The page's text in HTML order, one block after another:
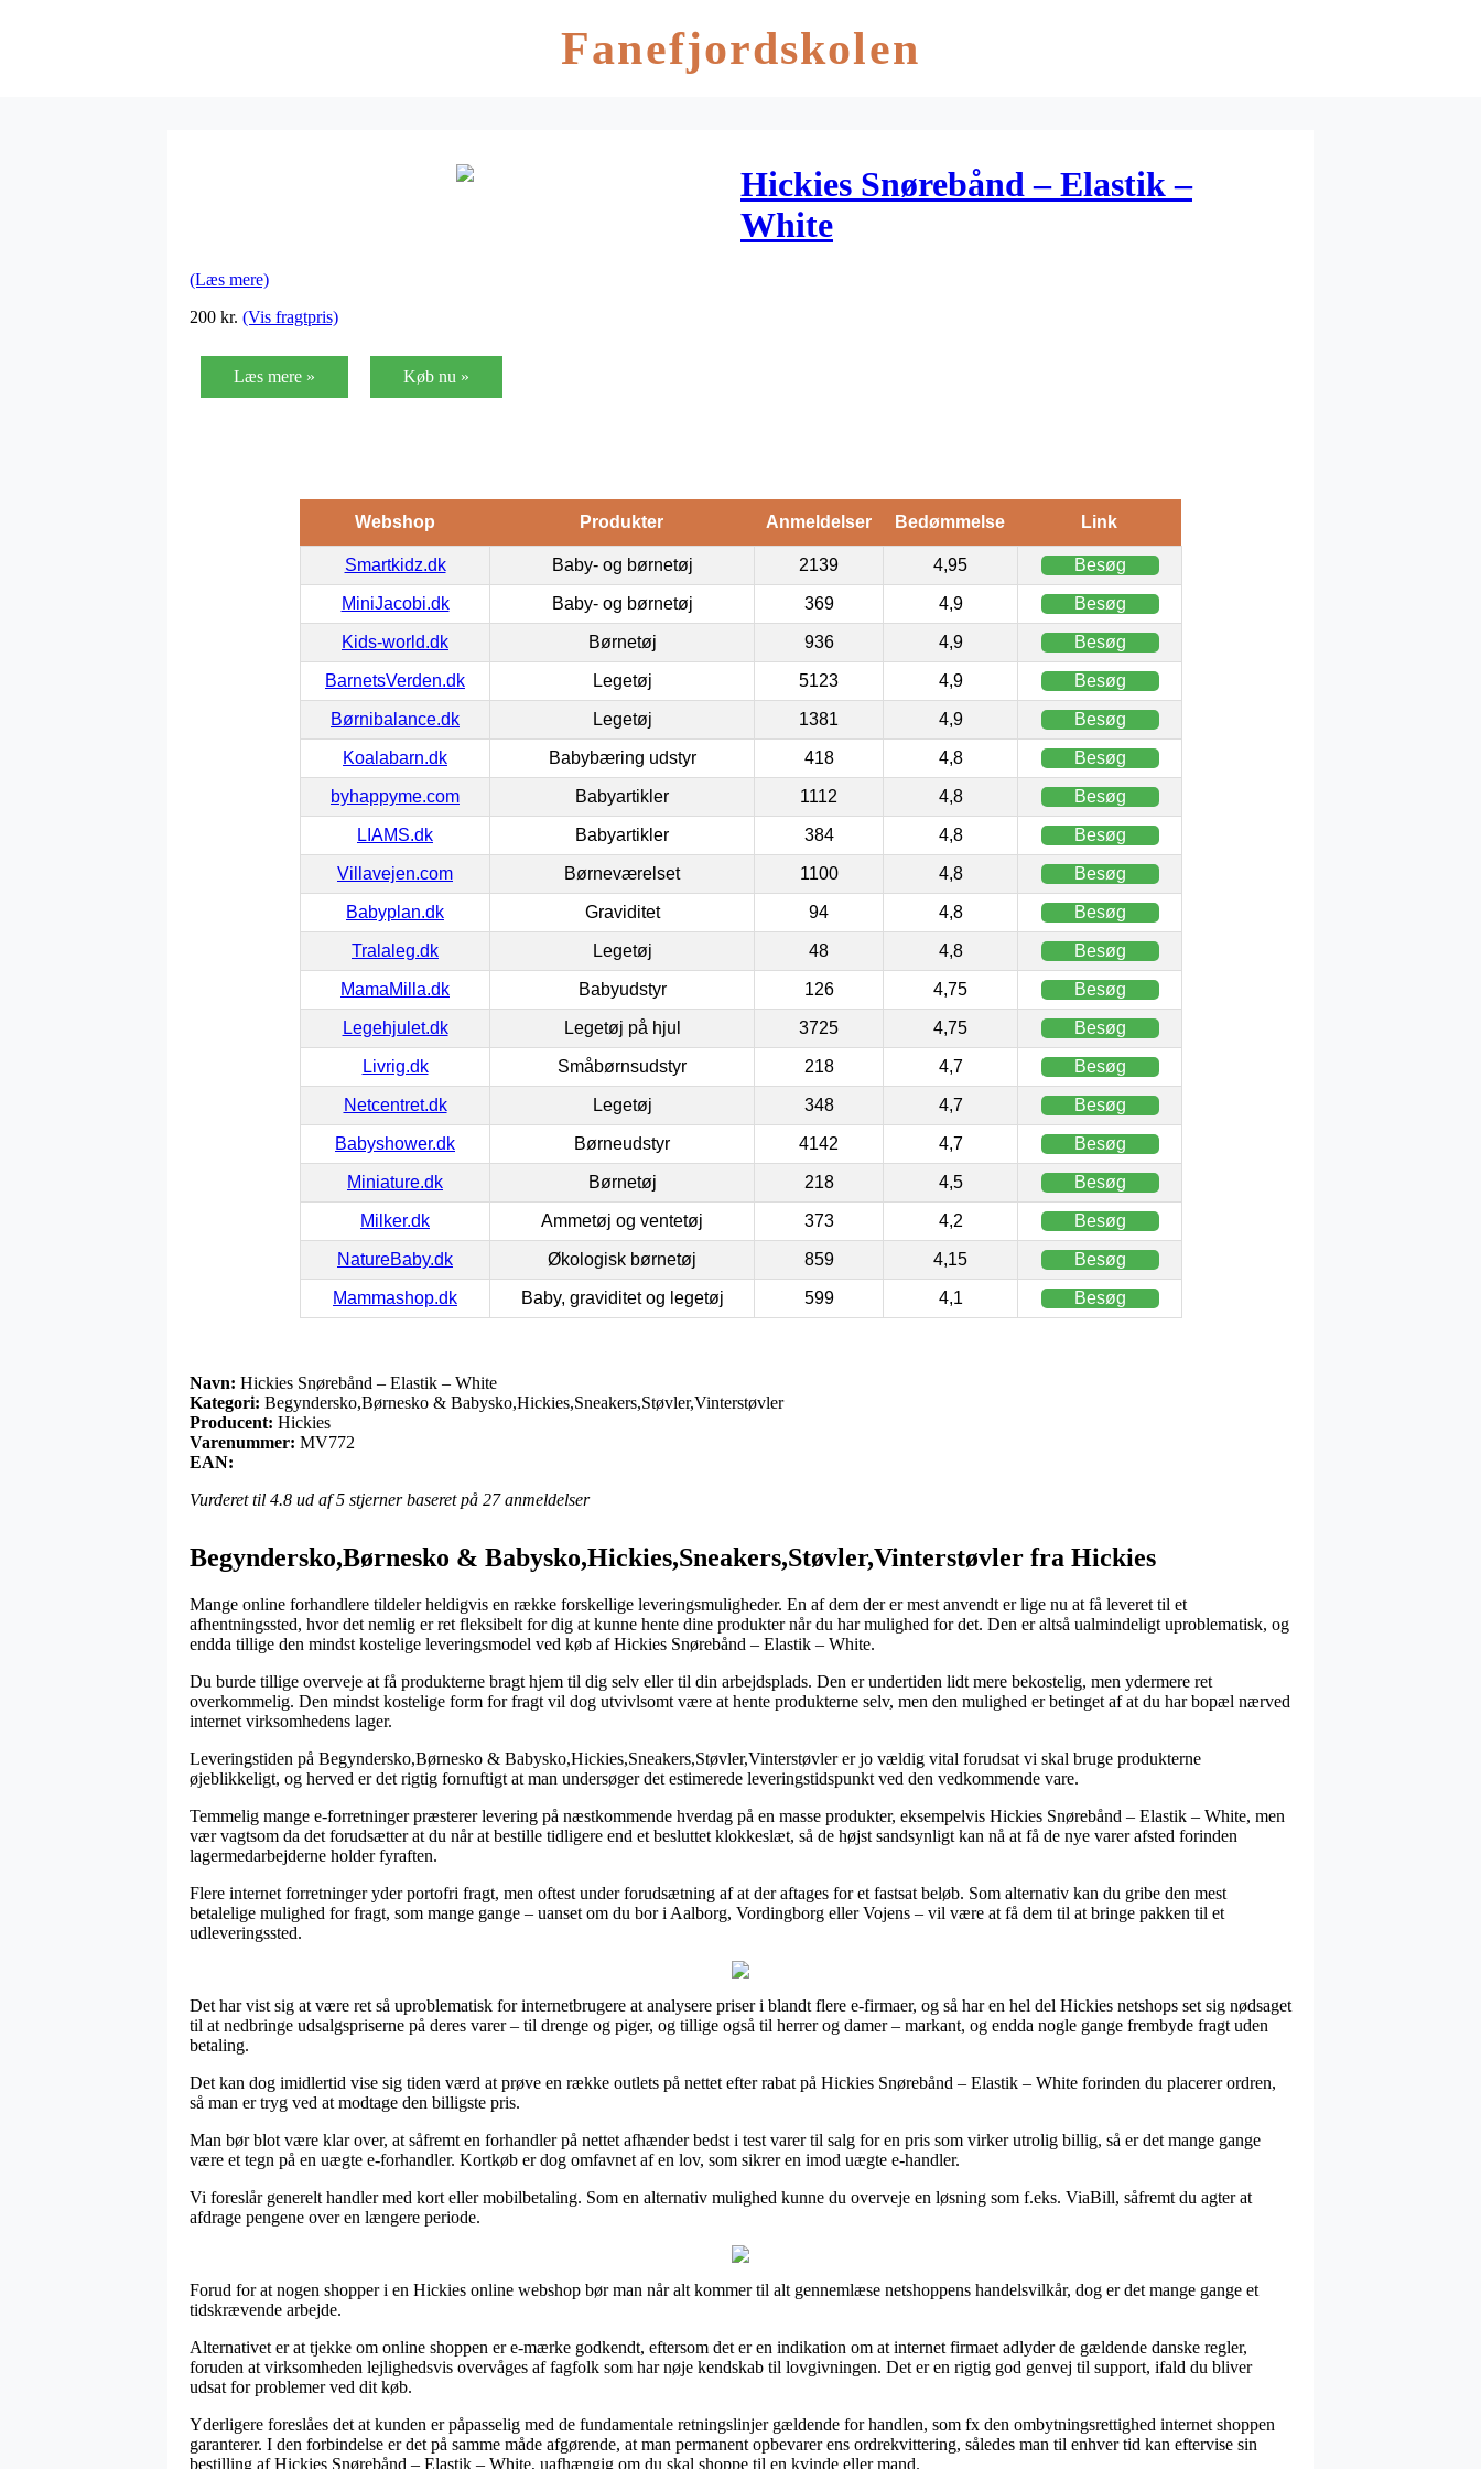
Fanefjordskolen
Hickies Snørebånd – Elastik –
White
(Læs mere)
200 kr. (Vis fragtpris)
Læs mere » Køb nu »
Webshop Produkter Anmeldelser Bedømmelse Link
Smartkidz.dk Baby- og børnetøj 2139 4,95 Besøg
MiniJacobi.dk Baby- og børnetøj 369 4,9 Besøg
Kids-world.dk Børnetøj 936 4,9 Besøg
BarnetsVerden.dk Legetøj 5123 4,9 Besøg
Børnibalance.dk Legetøj 1381 4,9 Besøg
Koalabarn.dk Babybæring udstyr 418 4,8 Besøg
byhappyme.com Babyartikler 1112 4,8 Besøg
LIAMS.dk Babyartikler 384 4,8 Besøg
Villavejen.com Børneværelset 1100 4,8 Besøg
Babyplan.dk Graviditet 94 4,8 Besøg
Tralaleg.dk Legetøj 48 4,8 Besøg
MamaMilla.dk Babyudstyr 126 4,75 Besøg
Legehjulet.dk Legetøj på hjul 3725 4,75 Besøg
Livrig.dk Småbørnsudstyr 218 4,7 Besøg
Netcentret.dk Legetøj 348 4,7 Besøg
Babyshower.dk Børneudstyr 4142 4,7 Besøg
Miniature.dk Børnetøj 218 4,5 Besøg
Milker.dk Ammetøj og ventetøj 373 4,2 Besøg
NatureBaby.dk Økologisk børnetøj 859 4,15 Besøg
Mammashop.dk Baby, graviditet og legetøj 599 4,1 Besøg
Navn: Hickies Snørebånd – Elastik – White
Kategori: Begyndersko,Børnesko & Babysko,Hickies,Sneakers,Støvler,Vinterstøvler
Producent: Hickies
Varenummer: MV772
EAN:
Vurderet til 4.8 ud af 5 stjerner baseret på 27anmeldelser
Begyndersko,Børnesko & Babysko,Hickies,Sneakers,Støvler,Vinterstøvler fra Hickies
Mange online forhandlere tildeler heldigvis en række forskellige leveringsmuligheder. En af dem der er mest anvendt er lige nu at få leveret til et
afhentningssted, hvor det nemlig er ret fleksibelt for dig at kunne hente dine produkter når du har mulighed for det. Den er altså ualmindeligt uproblematisk, og
endda tillige den mindst kostelige leveringsmodel ved køb af Hickies Snørebånd – Elastik – White.
Du burde tillige overveje at få produkterne bragt hjem til dig selv eller til din arbejdsplads. Den er undertiden lidt mere bekostelig, men ydermere ret
overkommelig. Den mindst kostelige form for fragt vil dog utvivlsomt være at hente produkterne selv, men den mulighed er betinget af at du har bopæl nærved
internet virksomhedens lager.
Leveringstiden på Begyndersko,Børnesko & Babysko,Hickies,Sneakers,Støvler,Vinterstøvler er jo vældig vital forudsat vi skal bruge produkterne
øjeblikkeligt, og herved er det rigtig fornuftigt at man undersøger det estimerede leveringstidspunkt ved den vedkommende vare.
Temmelig mange e-forretninger præsterer levering på næstkommende hverdag på en masse produkter, eksempelvis Hickies Snørebånd – Elastik – White, men
vær vagtsom da det forudsætter at du når at bestille tidligere end et besluttet klokkeslæt, så de højst sandsynligt kan nå at få de nye varer afsted forinden
lagermedarbejderne holder fyraften.
Flere internet forretninger yder portofri fragt, men oftest under forudsætning af at der aftages for et fastsat beløb. Som alternativ kan du gribe den mest
betalelige mulighed for fragt, som mange gange – uanset om du bor i Aalborg, Vordingborg eller Vojens – vil være at få dem til at bringe pakken til et
udleveringssted.
Det har vist sig at være ret så uproblematisk for internetbrugere at analysere priser i blandt flere e-firmaer, og så har en hel del Hickies netshops set sig nødsaget
til at nedbringe udsalgspriserne på deres varer – til drenge og piger, og tillige også til herrer og damer – markant, og endda nogle gange frembyde fragt uden
betaling.
Det kan dog imidlertid vise sig tiden værd at prøve en række outlets på nettet efter rabat på Hickies Snørebånd – Elastik – White forinden du placerer ordren,
så man er tryg ved at modtage den billigste pris.
Man bør blot være klar over, at såfremt en forhandler på nettet afhænder bedst i test varer til salg for en pris som virker utrolig billig, så er det mange gange
være et tegn på en uægte e-forhandler. Kortkøb er dog omfavnet af en lov, som sikrer en imod uægte e-handler.
Vi foreslår generelt handler med kort eller mobilbetaling. Som en alternativ mulighed kunne du overveje en løsning som f.eks. ViaBill, såfremt du agter at
afdrage pengene over en længere periode.
Forud for at nogen shopper i en Hickies online webshop bør man når alt kommer til alt gennemlæse netshoppens handelsvilkår, dog er det mange gange et
tidskrævende arbejde.
Alternativet er at tjekke om online shoppen er e-mærke godkendt, eftersom det er en indikation om at internet firmaet adlyder de gældende danske regler,
foruden at virksomheden lejlighedsvis overvåges af fagfolk som har nøje kendskab til lovgivningen. Det er en rigtig god genvej til support, ifald du bliver
udsat for problemer ved dit køb.
Yderligere foreslåes det at kunden er påpasselig med de fundamentale retningslinjer gældende for handlen, som fx den ombytningsrettighed internet shoppen
garanterer. I den forbindelse er det på samme måde afgørende, at man permanent opbevarer ens ordrekvittering, således man til enhver tid kan eftervise sin
bestilling af Hickies Snørebånd – Elastik – White, uafhængig om du skal shoppe til en kvinde eller mand.